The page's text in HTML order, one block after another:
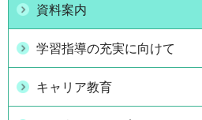
資料案内
学習指導の充実に向けて
キャリア教育